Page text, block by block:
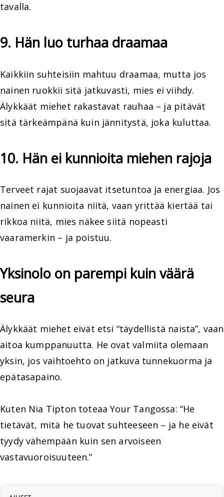
tavalla.
9. Hän luo turhaa draamaa
Kaikkiin suhteisiin mahtuu draamaa, mutta jos
nainen ruokkii sitä jatkuvasti, mies ei viihdy.
Älykkäät miehet rakastavat rauhaa – ja pitävät
sitä tärkeämpänä kuin jännitystä, joka kuluttaa.
10. Hän ei kunnioita miehen rajoja
Terveet rajat suojaavat itsetuntoa ja energiaa. Jos
nainen ei kunnioita niitä, vaan yrittää kiertää tai
rikkoa niitä, mies näkee siitä nopeasti
vaaramerkin – ja poistuu.
Yksinolo on parempi kuin väärä
seura
Älykkäät miehet eivät etsi “täydellistä naista”, vaan
aitoa kumppanuutta. He ovat valmiita olemaan
yksin, jos vaihtoehto on jatkuva tunnekuorma ja
epätasapaino.
Kuten Nia Tipton toteaa Your Tangossa: “He
tietävät, mitä he tuovat suhteeseen – ja he eivät
tyydy vähempään kuin sen arvoiseen
vastavuoroisuuteen.”